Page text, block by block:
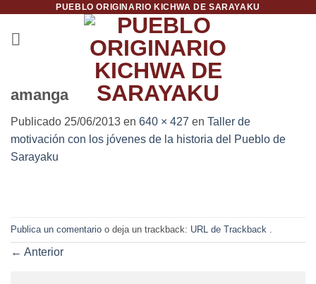
contenido
PUEBLO ORIGINARIO KICHWA DE SARAYAKU
amanga
Publicado 25/06/2013 en 640 × 427 en Taller de
motivación con los jóvenes de la historia del Pueblo de
Sarayaku
Publica un comentario o deja un trackback: URL de Trackback
← Anterior